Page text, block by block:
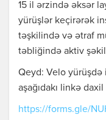
15 il ərzində əksər
yürüşlər keçirərək
təşkilində və ətraf
təbliğində aktiv
Qeyd: Velo yürüşdə
aşağıdakı linkə
https://forms.gle/